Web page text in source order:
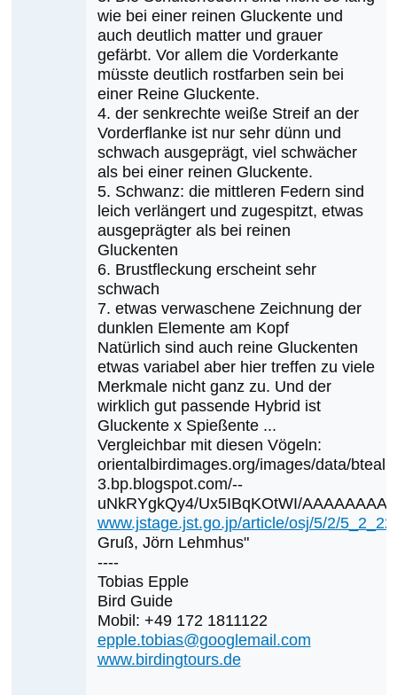
wie bei einer reinen Gluckente und
auch deutlich matter und grauer
gefärbt. Vor allem die Vorderkante
müsste deutlich rostfarben sein bei
einer Reine Gluckente.
4. der senkrechte weiße Streif an der
Vorderflanke ist nur sehr dünn und
schwach ausgeprägt, viel schwächer
als bei einer reinen Gluckente.
5. Schwanz: die mittleren Federn sind
leich verlängert und zugespitzt, etwas
ausgeprägter als bei reinen
Gluckenten
6. Brustfleckung erscheint sehr
schwach
7. etwas verwaschene Zeichnung der
dunklen Elemente am Kopf
Natürlich sind auch reine Gluckenten
etwas variabel aber hier treffen zu viele
Merkmale nicht ganz zu. Und der
wirklich gut passende Hybrid ist
Gluckente x Spießente ...
Vergleichbar mit diesen Vögeln:
orientalbirdimages.org/images/data/
3.bp.blogspot.com/--
uNkRYgkQy4/Ux5IBqKOtWI/
www.jstage.jst.go.jp/article/osj/5/2/
Gruß, Jörn Lehmhus"
----
Tobias Epple
Bird Guide
Mobil: +49 172 1811122
epple.tobias@googlemail.com
www.birdingtours.de